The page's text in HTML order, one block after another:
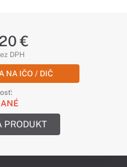
€
DPH
NA IČO / DIČ
PRODUKT